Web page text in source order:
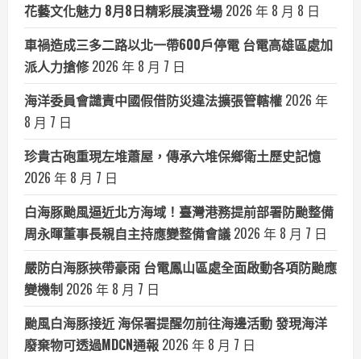
花藝文化魅力 8月8日精彩展演登場 2026 年 8 月 8 日
車禍造成三多二路以北一帶600戶停電 台電高雄區處加
派人力搶修 2026 年 8 月 7 日
海洋委員會譴責中國假借防災違法擴張管轄權 2026 年
8 月 7 日
珍貴古砲重現左堆蕭屋，傳承六堆保鄉衛土歷史記憶
2026 年 8 月 7 日
白海豚颱風逼近北方海域！臺灣港務提前部署防颱整備
周永暉董事長親自主持應變整備會議 2026 年 8 月 7 日
嚴防白海豚挾帶豪雨 台電鳳山區處全面啟動各項防颱應
變機制 2026 年 8 月 7 日
颱風白海豚接近 海保署提醒勿前往海邊活動 發現海洋
廢棄物可透過MDCN通報 2026 年 8 月 7 日